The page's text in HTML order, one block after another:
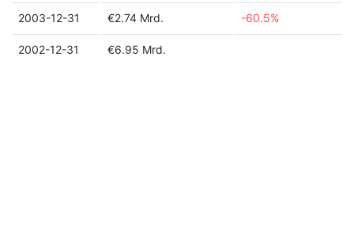
2003-12-31 €2.74 Mrd. -60.5%
2002-12-31 €6.95 Mrd.